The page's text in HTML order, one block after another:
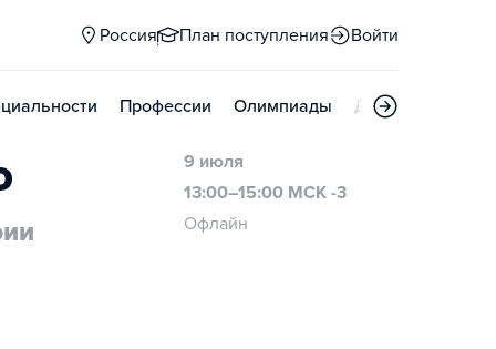
Россия План поступления Войти
Профессии Олимпиады Дни открытых
9 июля
13:00–15:00 МСК -3
Офлайн